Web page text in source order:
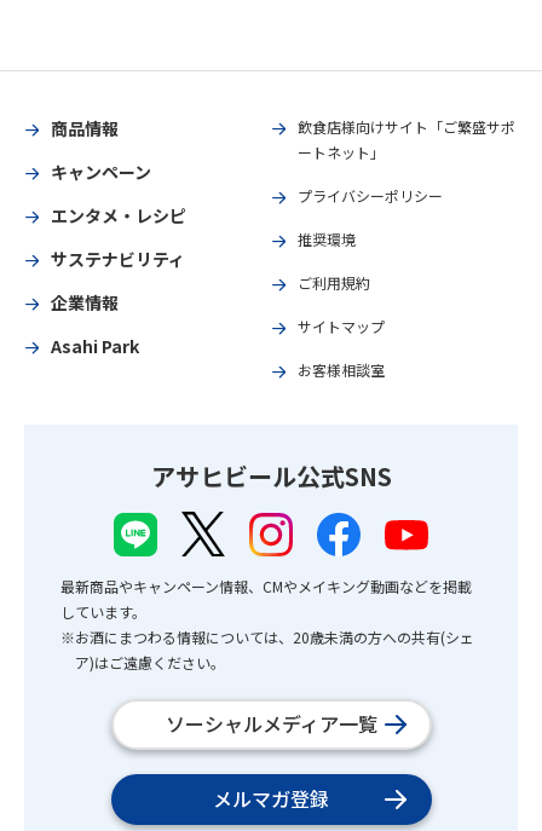
商品情報
キャンペーン
エンタメ・レシピ
サステナビリティ
企業情報
Asahi Park
飲食店様向けサイト「ご繁盛サポ
ートネット」
プライバシーポリシー
推奨環境
ご利用規約
サイトマップ
お客様相談室
アサヒビール公式SNS
最新商品やキャンペーン情報、CMやメイキング動画などを掲載
しています。
※お酒にまつわる情報については、20歳未満の方への共有(シェ
ア)はご遠慮ください。
ソーシャルメディア一覧
メルマガ登録